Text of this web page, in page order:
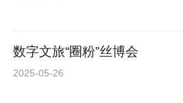
为岁月留下“不孤单”的证明
数字文旅“圈粉”丝博会
2025-05-26